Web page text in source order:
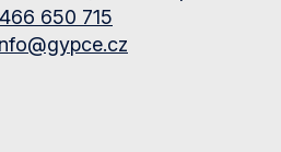
466 650 715